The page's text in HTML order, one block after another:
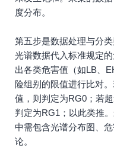
度分布。
第五步是数据处理与分
光谱数据代入标准规定
出各类危害值（如LB、
险组别的限值进行比对
值，则判定为RG0；若
判定为RG1；以此类推
中需包含光谱分布图、
论。